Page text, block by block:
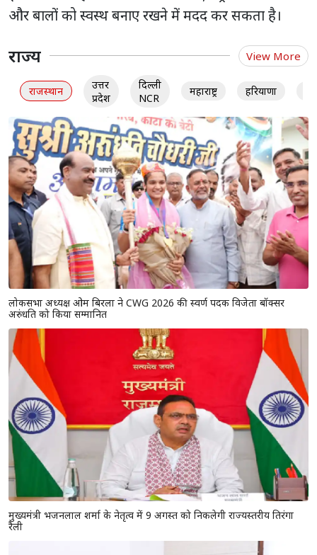
और बालों को स्वस्थ बनाए रखने में मदद कर सकता है।
राज्य View More
राजस्थान
उत्तर
प्रदेश
दिल्ली
NCR
महाराष्ट्र हरियाणा
लोकसभा अध्यक्ष ओम बिरला ने CWG 2026 की स्वर्ण पदक विजेता बॉक्सर
अरुंधति को किया सम्मानित
मुख्यमंत्री भजनलाल शर्मा के नेतृत्व में 9 अगस्त को निकलेगी राज्यस्तरीय तिरंगा
रैली